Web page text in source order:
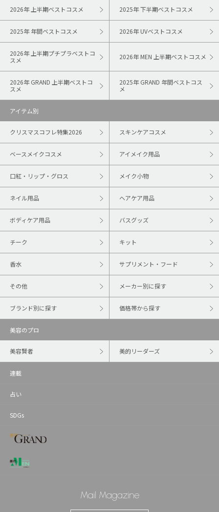
2026年 上半期ベストコスメ 2025年 下半期ベストコスメ
2025年 年間ベストコスメ 2026年 UVベストコスメ
2026年 上半期プチプラベストコ
スメ
2026年 MEN 上半期ベストコスメ
2026年 GRAND 上半期ベストコ
スメ
2025年 GRAND 年間ベストコス
メ
アイテム別
クリスマスコフレ特集2026 スキンケアコスメ
ベースメイクコスメ アイメイク用品
口紅・リップ・グロス メイク小物
ネイル用品 ヘアケア用品
ボディケア用品 バスグッズ
チーク キット
香水 サプリメント・フード
その他 メーカー別に探す
ブランド別に探す 価格帯から探す
美容のプロ
美容賢者 美的リーダーズ
連載
占い
SDGs
Mail Magazine